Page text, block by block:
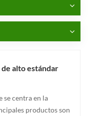
alto estándar
se centra en la
productos son